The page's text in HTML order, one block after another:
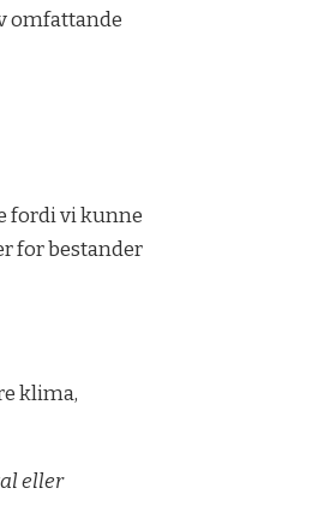
omfattande
fordi vi kunne
for bestander
klima,
eller